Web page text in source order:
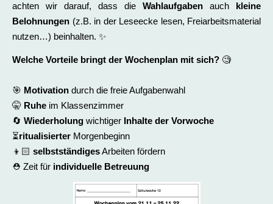
achten wir darauf, dass die Wahlaufgaben auch kleine
Belohnungen (z.B. in der Leseecke lesen, Freiarbeitsmaterial
nutzen…) beinhalten. ✨
Welche Vorteile bringt der Wochenplan mit sich? 🧐
🎯 Motivation durch die freie Aufgabenwahl
🤫 Ruhe im Klassenzimmer
🔄 Wiederholung wichtiger Inhalte der Vorwoche
⏳ritualisierter Morgenbeginn
👦🏻 selbstständigesArbeiten fördern
⛑️ Zeit für individuelle Betreuung